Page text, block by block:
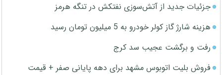
جزئیات جدید از آتش‌سوزی نفتکش در تنگه هرمز
هزینه شارژ گاز کولر خودرو به 5 میلیون تومان رسید
رفت و برگشت عجیب سد کرج
فروش بلیت اتوبوس مشهد برای دهه پایانی صفر + قیمت